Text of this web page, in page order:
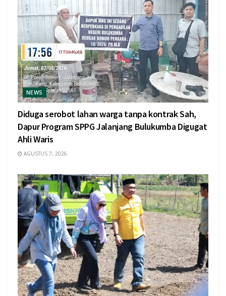
NEWS
Diduga serobot lahan warga tanpa kontrak Sah,
Dapur Program SPPG Jalanjang Bulukumba Digugat
Ahli Waris
AGUSTUS 7, 2026